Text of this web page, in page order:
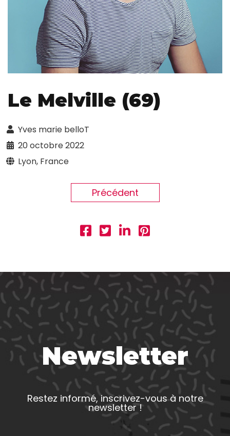
Le Melville (69)
Yves marie belloT
20 octobre 2022
Lyon, France
Précédent
Newsletter
Restez informé, inscrivez-vous à notre
newsletter !